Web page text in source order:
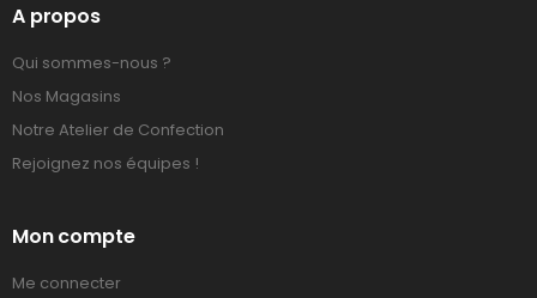
A propos
Qui sommes-nous ?
Nos Magasins
Notre Atelier de Confection
Rejoignez nos équipes !
Mon compte
Me connecter